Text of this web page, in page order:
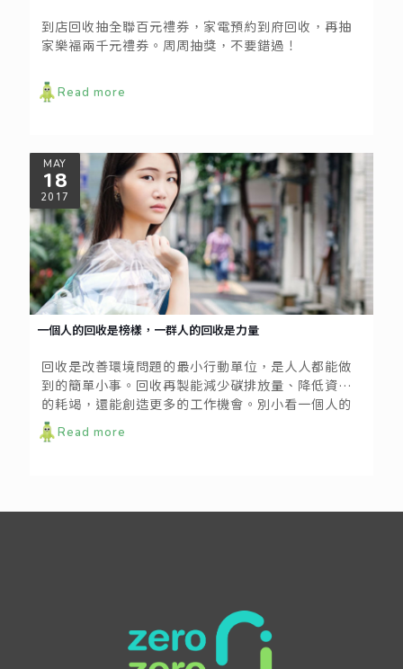
到店回收抽全聯百元禮券，家電預約到府回收，再抽
家樂福兩千元禮券。周周抽獎，不要錯過！
Read more
MAY
18
2017
一個人的回收是榜樣，一群人的回收是力量
回收是改善環境問題的最小行動單位，是人人都能做
到的簡單小事。回收再製能減少碳排放量、降低資源
的耗竭，還能創造更多的工作機會。別小看一個人的
日常回收行動，你可帶來的影響遠大於你的想像！
Read more